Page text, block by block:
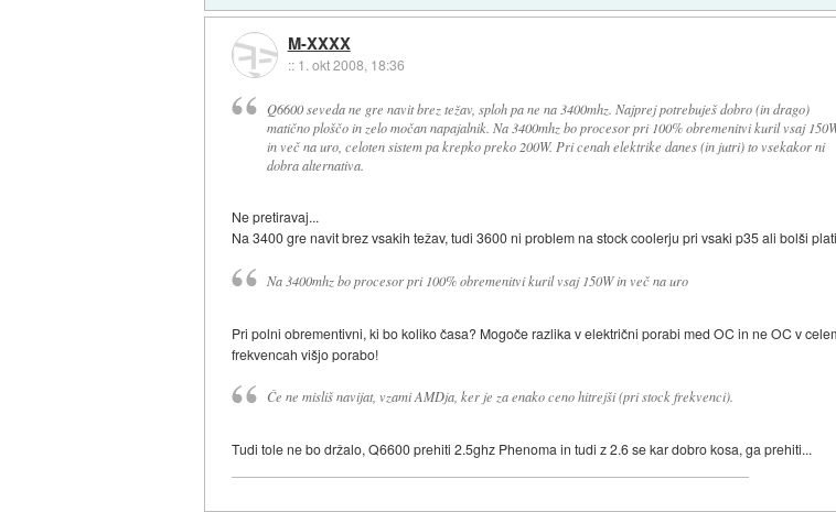
M-XXXX
:: 1. okt 2008, 18:36
Q6600 seveda ne gre navit brez težav, sploh pa ne na 3400mhz. Najprej potrebuješ dobro (in drago)
matično ploščo in zelo močan napajalnik. Na 3400mhz bo procesor pri 100% obremenitvi kuril vsaj
in več na uro, celoten sistem pa krepko preko 200W. Pri cenah elektrike danes (in jutri) to vsekakor ni
dobra alternativa.
Ne pretiravaj...
Na 3400 gre navit brez vsakih težav, tudi 3600 ni problem na stock coolerju pri vsaki p35 ali bolši
Na 3400mhz bo procesor pri 100% obremenitvi kuril vsaj 150W in več na uro
Pri polni obrementivni, ki bo koliko časa? Mogoče razlika v električni porabi med OC in ne OC v
frekvencah višjo porabo!
Če ne misliš navijat, vzami AMDja, ker je za enako ceno hitrejši (pri stock frekvenci).
Tudi tole ne bo držalo, Q6600 prehiti 2.5ghz Phenoma in tudi z 2.6 se kar dobro kosa, ga prehiti...